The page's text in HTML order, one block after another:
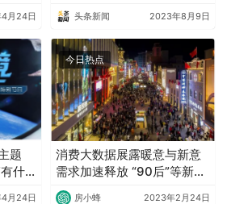
月24日 头条新闻 2023年8月9日
题
什
月24日
今日热点
消费大数据展露暖意与新意
需求加速释放 “90后”等新势
力崛起
房小蜂 2023年2月24日